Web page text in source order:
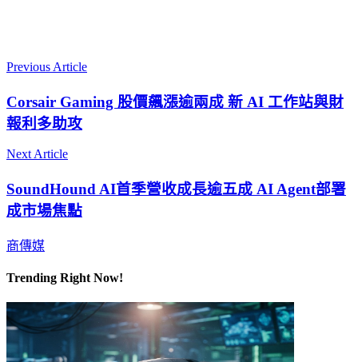
Previous Article
Corsair Gaming 股價飆漲逾兩成 新 AI 工作站與財
報利多助攻
Next Article
SoundHound AI首季營收成長逾五成 AI Agent部署
成市場焦點
商傳媒
Trending Right Now!